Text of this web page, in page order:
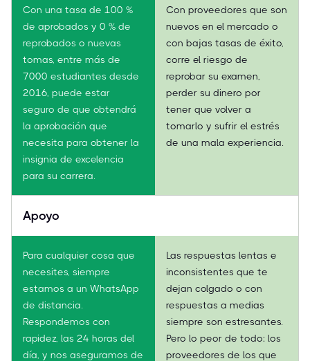
Con una tasa de 100 %
de aprobados y 0 % de
reprobados o nuevas
tomas, entre más de
7000 estudiantes desde
2016, puede estar
seguro de que obtendrá
la aprobación que
necesita para obtener la
insignia de excelencia
para su carrera.
Con proveedores que son
nuevos en el mercado o
con bajas tasas de éxito,
corre el riesgo de
reprobar su examen,
perder su dinero por
tener que volver a
tomarlo y sufrir el estrés
de una mala experiencia.
Apoyo
Para cualquier cosa que
necesites, siempre
estamos a un WhatsApp
de distancia.
Respondemos con
rapidez, las 24 horas del
día, y nos aseguramos de
Las respuestas lentas e
inconsistentes que te
dejan colgado o con
respuestas a medias
siempre son estresantes.
Pero lo peor de todo: los
proveedores de los que